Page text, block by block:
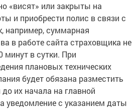
«висят» или закрыты на
и приобрести полис в связи с
например, суммарная
в работе сайта страховщика не
в сутки. При
плановых технических
будет обязана разместить
их начала на главной
уведомление с указанием даты